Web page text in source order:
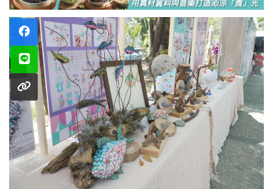
文
教
樂
活
居
家
生
活